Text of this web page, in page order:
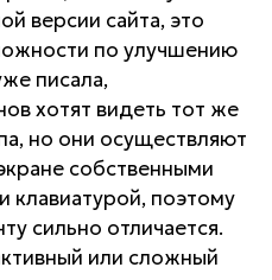
версии сайта, это
по улучшению
писала,
хотят видеть тот же
но они осуществляют
собственными
клавиатурой, поэтому
сильно отличается.
или сложный